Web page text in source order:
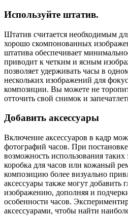
Используйте штатив.
Штатив считается необходимым
хорошо скомпонованных
штатива обеспечивает
приводит к четким и ясным
позволяет удерживать часы в
нескольких изображений для
композиции. Вы можете не
отточить свой снимок и
Добавить аксессуары
Включение аксессуаров в кадр
фотографий часов. При
возможность использования таких
коробка для часов или кожаный
композицию более визуально
аксессуары также могут добавить
изображению, дополняя и
особенности часов.
аксессуарами, чтобы найти